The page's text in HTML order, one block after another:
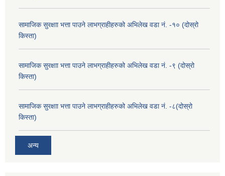
सामाजिक सुरक्षाा भत्ता पाउने लाभग्राहीहरुको अभिलेख वडा नं. -१० (दोस्रो
किस्ता)
सामाजिक सुरक्षाा भत्ता पाउने लाभग्राहीहरुको अभिलेख वडा नं. -९ (दोस्रो
किस्ता)
सामाजिक सुरक्षाा भत्ता पाउने लाभग्राहीहरुको अभिलेख वडा नं. -८(दोस्रो
किस्ता)
अन्य